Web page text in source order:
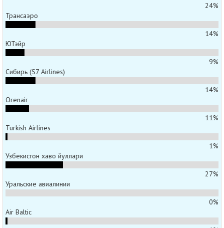
24%
Трансаэро
14%
ЮТэйр
9%
Сибирь (S7 Airlines)
14%
Orenair
11%
Turkish Airlines
1%
Узбекистон хаво йуллари
27%
Уральские авиалинии
0%
Air Baltic